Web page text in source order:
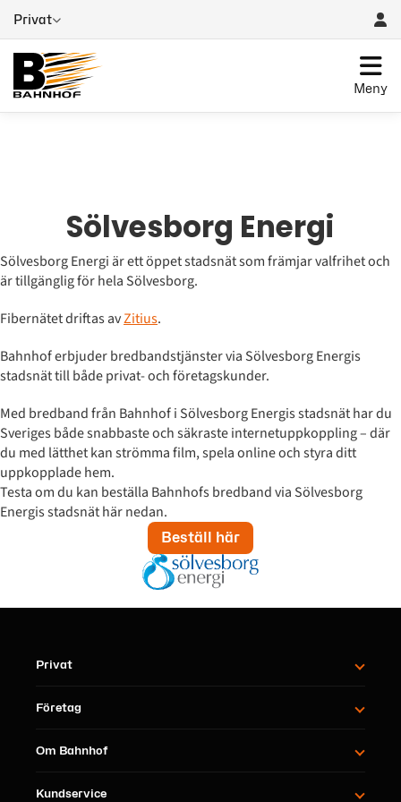
Privat
Meny
Sölvesborg Energi
Sölvesborg Energi är ett öppet stadsnät som främjar valfrihet och
är tillgänglig för hela Sölvesborg.
Fibernätet driftas avZitius.
Bahnhof erbjuder bredbandstjänster via Sölvesborg Energis
stadsnät till både privat- och företagskunder.
Med bredband från Bahnhof i Sölvesborg Energis stadsnät har du
Sveriges både snabbaste och säkraste internetuppkoppling – där
du med lätthet kan strömma film, spela online och styra ditt
uppkopplade hem.
Testa om du kan beställa Bahnhofs bredband via Sölvesborg
Energis stadsnät här nedan.
Beställ här
Privat
Företag
Om Bahnhof
Kundservice